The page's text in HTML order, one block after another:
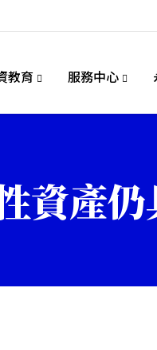
教育 服務中心
資產